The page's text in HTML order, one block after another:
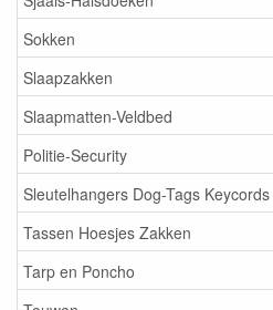
Sokken
Slaapzakken
Slaapmatten-Veldbed
Politie-Security
Sleutelhangers Dog-Tags Keycords
Tassen Hoesjes Zakken
Tarp en Poncho